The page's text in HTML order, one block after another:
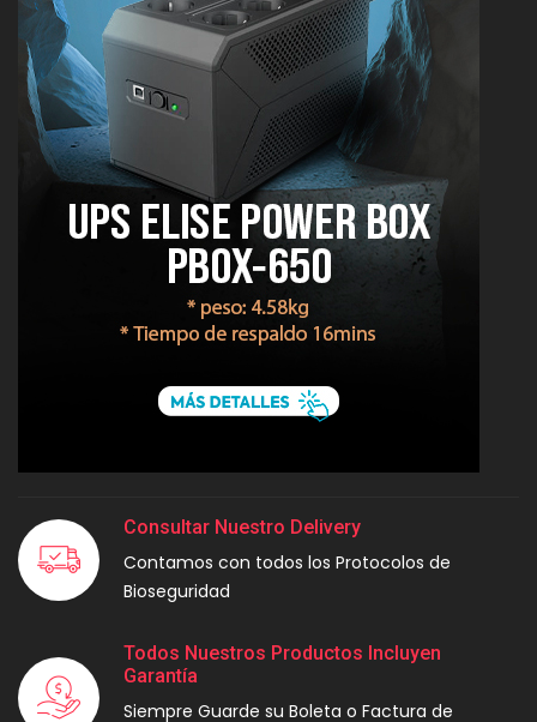
Consultar Nuestro Delivery
Contamos con todos los Protocolos de
Bioseguridad
Todos Nuestros Productos Incluyen
Garantía
Siempre Guarde su Boleta o Factura de